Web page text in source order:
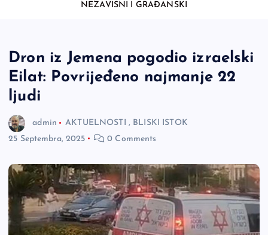
NEZAVISNI I GRAĐANSKI
Dron iz Jemena pogodio izraelski
Eilat: Povrijeđeno najmanje 22
ljudi
admin AKTUELNOSTI , BLISKI ISTOK
25 Septembra, 2025
0 Comments